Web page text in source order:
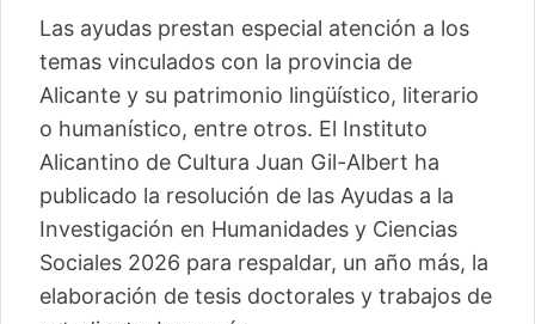
Las ayudas prestan especial atención a los
temas vinculados con la provincia de
Alicante y su patrimonio lingüístico, literario
o humanístico, entre otros. El Instituto
Alicantino de Cultura Juan Gil-Albert ha
publicado la resolución de las Ayudas a la
Investigación en Humanidades y Ciencias
Sociales 2026 para respaldar, un año más, la
elaboración de tesis doctorales y trabajos de